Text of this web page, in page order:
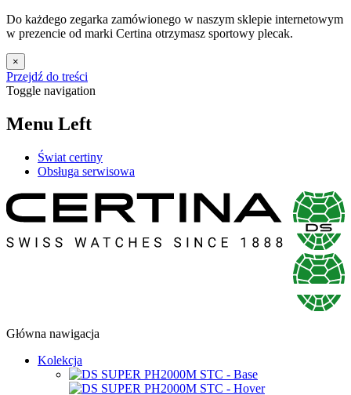
Do każdego zegarka zamówionego w naszym sklepie internetowym
w prezencie od marki Certina otrzymasz sportowy plecak.
×
Przejdź do treści
Toggle navigation
Menu Left
Świat certiny
Obsługa serwisowa
Główna nawigacja
Kolekcja